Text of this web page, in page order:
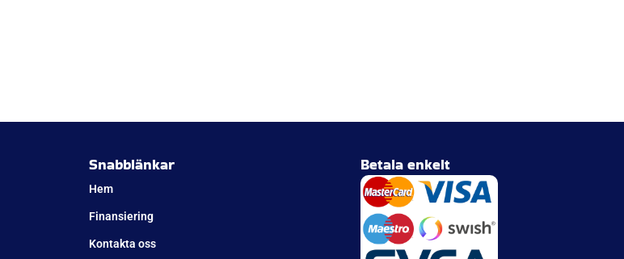
Snabblänkar
Hem
Finansiering
Kontakta oss
Betala enkelt